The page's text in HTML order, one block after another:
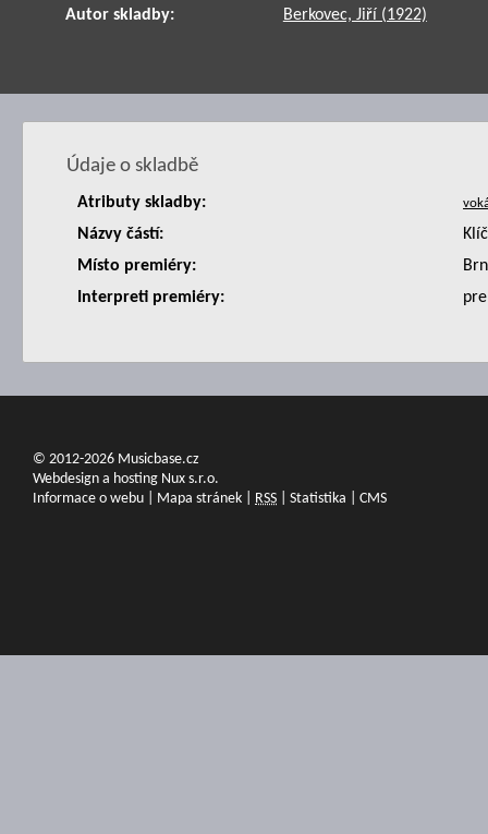
Autor skladby: Berkovec, Jiří (1922)
Údaje o skladbě
Atributy skladby:
Názvy částí:
Místo premiéry:
Interpreti premiéry:
© 2012-2026 Musicbase.cz
Webdesign a hosting Nux s.r.o.
Informace o webu
Mapa stránek RSS Statistika CMS